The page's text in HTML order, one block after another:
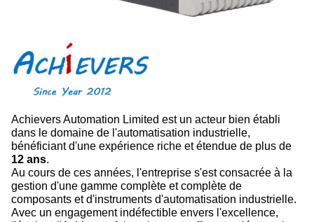
Achievers Automation Limited est un acteur bien établi
dans le domaine de l'automatisation industrielle,
bénéficiant d'une expérience riche et étendue de plus de
12 ans.
Au cours de ces années, l'entreprise s'est consacrée à la
gestion d'une gamme complète et complète de
composants et d'instruments d'automatisation industrielle.
Avec un engagement indéfectible envers l'excellence,